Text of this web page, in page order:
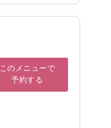
このメニューで
予約する